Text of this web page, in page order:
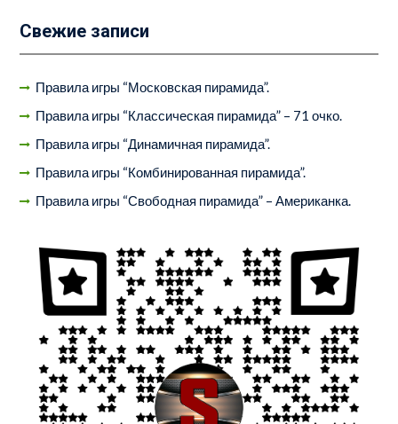
Свежие записи
Правила игры “Московская пирамида”.
Правила игры “Классическая пирамида” – 71 очко.
Правила игры “Динамичная пирамида”.
Правила игры “Комбинированная пирамида”.
Правила игры “Свободная пирамида” – Американка.